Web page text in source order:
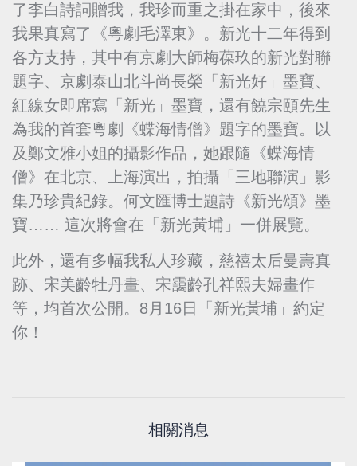
了李白詩詞贈我，我珍而重之掛在家中，後來
我果真寫了《粵劇毛澤東》。新光十二年得到
各方支持，其中有京劇大師梅葆玖的新光對聯
題字、京劇泰山北斗尚長榮「新光好」墨寶、
紅線女即席寫「新光」墨寶，還有饒宗頤先生
為我的首套粵劇《蝶海情僧》題字的墨寶。以
及鄭文雅小姐的攝影作品，她跟隨《蝶海情
僧》在北京、上海演出，拍攝「三地聯演」影
集乃珍貴紀錄。何文匯博士題詩《新光頌》墨
寶…… 這次將會在「新光黃埔」一併展覽。
此外，還有多幅我私人珍藏，慈禧太后曼壽真
跡、宋美齡牡丹畫、宋靄齡孔祥熙夫婦畫作
等，均首次公開。8月16日「新光黃埔」約定
你！
相關消息